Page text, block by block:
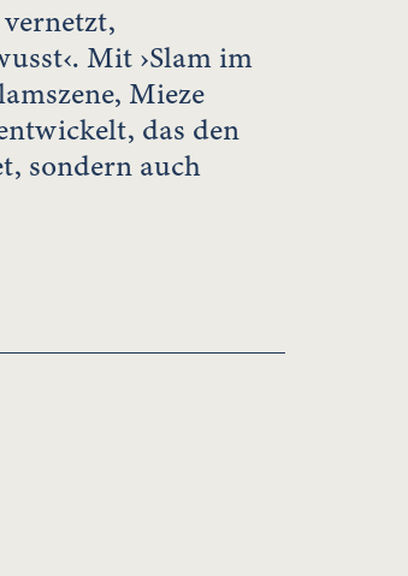
Mit ›Slam im
Mieze
das den
sondern auch